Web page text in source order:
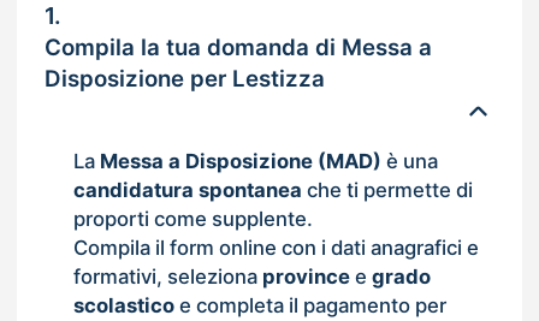
1.
Compila la tua domanda di Messa a
Disposizione per Lestizza
La Messa a Disposizione (MAD) è una
candidatura spontanea che ti permette di
proporti come supplente.
Compila il form online con i dati anagrafici e
formativi, seleziona provincee grado
scolasticoe completa il pagamento per